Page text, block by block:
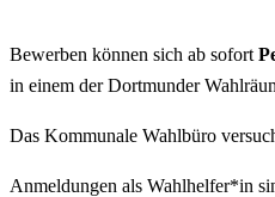
Bewerben können sich ab sofort
in einem der Dortmunder
Das Kommunale Wahlbüro
Anmeldungen als Wahlhelfer*in